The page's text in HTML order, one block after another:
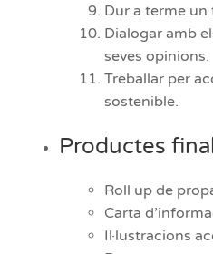
Dur a terme un
Dialogar amb
seves opinions.
Treballar per
sostenible.
Productes
Roll up de
Carta
Il·lustracions